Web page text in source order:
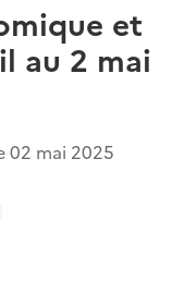
et
au 2 mai
02 mai 2025